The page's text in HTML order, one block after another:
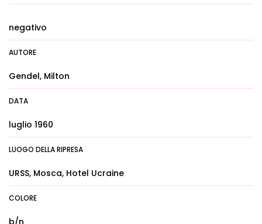
negativo
AUTORE
Gendel, Milton
DATA
luglio 1960
LUOGO DELLA RIPRESA
URSS, Mosca, Hotel Ucraine
COLORE
b/n